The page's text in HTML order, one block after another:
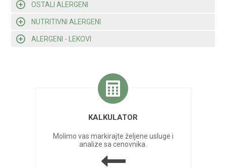
OSTALI ALERGENI
NUTRITIVNI ALERGENI
ALERGENI - LEKOVI
KALKULATOR
Molimo vas markirajte željene usluge i
analize sa cenovnika.